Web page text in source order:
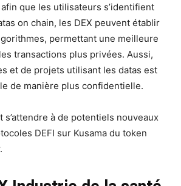
que les utilisateurs s’identifient
on chain, les DEX peuvent établir
permettant une meilleure
transactions plus privées. Aussi,
et de projets utilisant les datas est
de manière plus confidentielle.
s’attendre à de potentiels nouveaux
DEFI sur Kusama du token